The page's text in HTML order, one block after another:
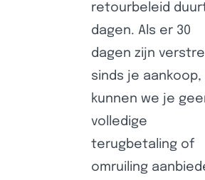
retourbeleid
dagen. Als er 30
dagen zijn
sinds je aankoop,
kunnen we je
volledige
terugbetaling of
omruiling